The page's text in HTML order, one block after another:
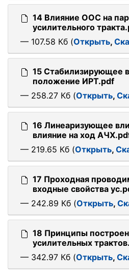
14 Влияние ООС на
усилительного
— 107.58 Кб (Открыть,
15 Стабилизирующее
положение ИРТ.pdf
— 258.27 Кб (Открыть,
16 Линеаризующее
влияние на ход
— 219.65 Кб (Открыть,
17 Проходная
входные свойства
— 242.89 Кб (Открыть,
18 Принципы
усилительных
— 342.97 Кб (Открыть,